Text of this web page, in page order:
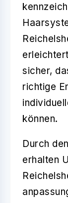
sicher,
richtige
können.
Durch
erhalten